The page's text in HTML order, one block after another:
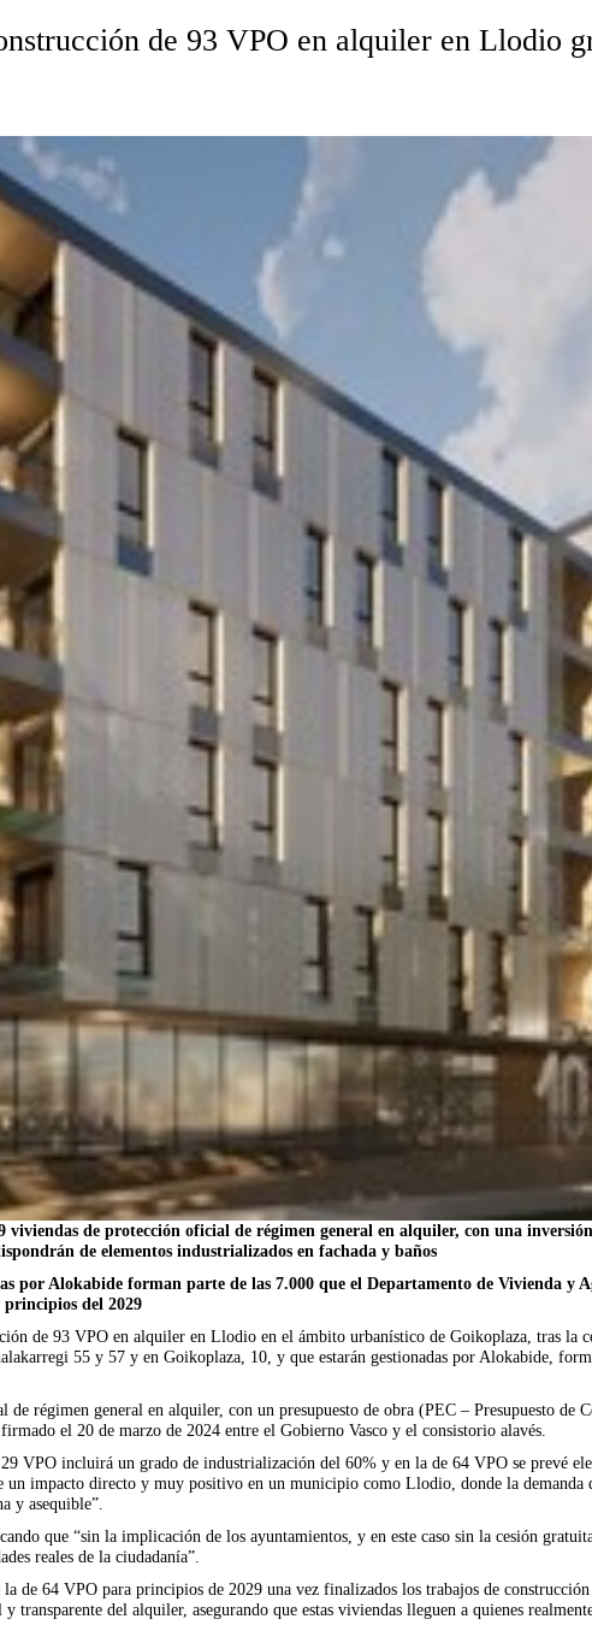
de 93 VPO en alquiler en Llodio
de protección oficial de régimen general en alquiler, con una
de elementos industrializados en fachada y baños
por Alokabide forman parte de las 7.000 que el Departamento de Vivienda
principios del 2029
de 93 VPO en alquiler en Llodio en el ámbito urbanístico de Goikoplaza, tras la
55 y 57 y en Goikoplaza, 10, y que estarán gestionadas por Alokabide,
régimen general en alquiler, con un presupuesto de obra (PEC – Presupuesto
el 20 de marzo de 2024 entre el Gobierno Vasco y el consistorio alavés.
VPO incluirá un grado de industrialización del 60% y en la de 64 VPO se prevé
un impacto directo y muy positivo en un municipio como Llodio, donde la
y asequible”.
que “sin la implicación de los ayuntamientos, y en este caso sin la cesión
reales de la ciudadanía”.
de 64 VPO para principios de 2029 una vez finalizados los trabajos de
del alquiler, asegurando que estas viviendas lleguen a quienes